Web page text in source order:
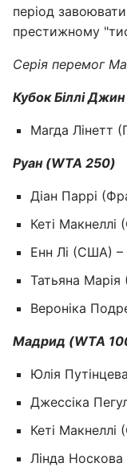
період
престижному
Серія перемог
Кубок Біллі Джин
Магда Лінетт
Руан (WTA 250)
Діан Паррі
Кеті
Енн Лі (США) –
Татьяна Марія
Вероніка
Мадрид (WTA
Юлія
Джессіка
Кеті
Лінда Носкова